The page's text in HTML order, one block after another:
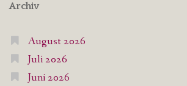
Archiv
August 2026
Juli 2026
Juni 2026